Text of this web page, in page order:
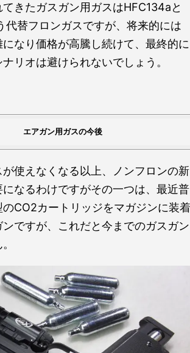
きたガスガン用ガスはHFC134aと
代替フロンガスですが、将来的には
なり価格が高騰し続けて、最終的に
リオは避けられないでしょう。
エアガン用ガスの今後
使えなくなる以上、ノンフロンの新
になるわけですがその一つは、最近普
のCO2カートリッジをマガジンに装着
ンですが、これだと今までのガスガン